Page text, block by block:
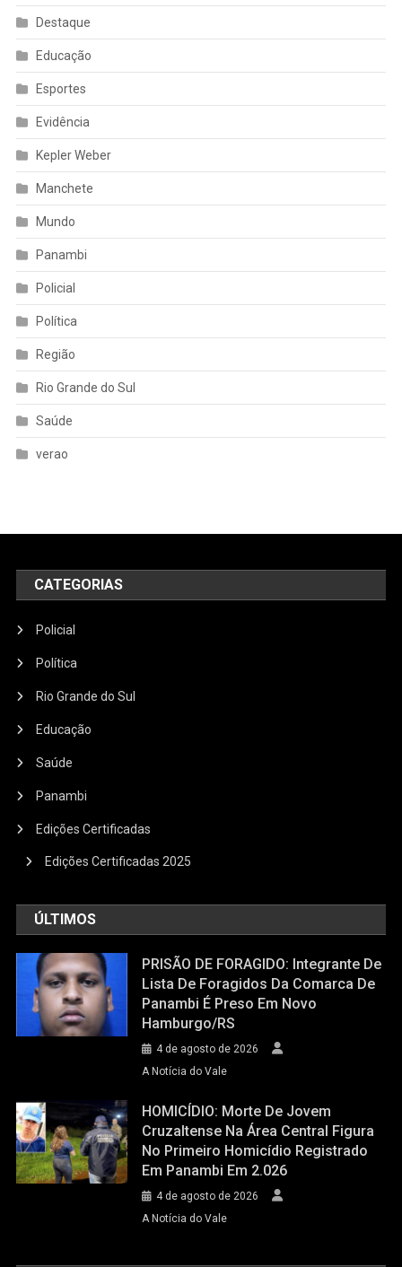
Destaque
Educação
Esportes
Evidência
Kepler Weber
Manchete
Mundo
Panambi
Policial
Política
Região
Rio Grande do Sul
Saúde
verao
CATEGORIAS
Policial
Política
Rio Grande do Sul
Educação
Saúde
Panambi
Edições Certificadas
Edições Certificadas 2025
ÚLTIMOS
PRISÃO DE FORAGIDO: Integrante De
Lista De Foragidos Da Comarca De
Panambi É Preso Em Novo
Hamburgo/RS
4 de agosto de 2026
A Notícia do Vale
HOMICÍDIO: Morte De Jovem
Cruzaltense Na Área Central Figura
No Primeiro Homicídio Registrado
Em Panambi Em 2.026
4 de agosto de 2026
A Notícia do Vale